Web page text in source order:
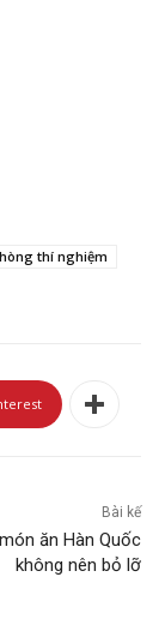
thí nghiệm
Bài kế
ăn Hàn Quốc
không nên bỏ lỡ